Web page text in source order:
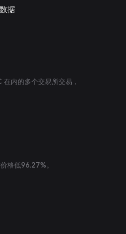
据
内的多个交易所交易，
格低96.27%。